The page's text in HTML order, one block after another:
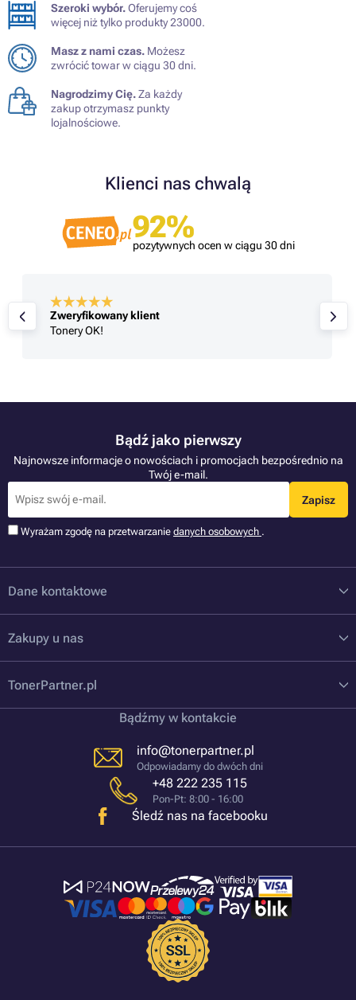
Szeroki wybór.Oferujemy coś
więcej niż tylko produkty 23000.
Masz z nami czas. Możesz
zwrócić towar w ciągu 30 dni.
Nagrodzimy Cię.Za każdy
zakup otrzymasz punkty
lojalnościowe.
Klienci nas chwalą
92%
pozytywnych ocen w ciągu 30 dni
Zweryfikowany klient
Tonery OK!
Bądź jako pierwszy
Najnowsze informacje o nowościach i promocjach bezpośrednio na
Twój e-mail.
Zapisz
Wyrażam zgodę na przetwarzanie danych osobowych .
Dane kontaktowe
Zakupy u nas
TonerPartner.pl
Bądźmy w kontakcie
info@tonerpartner.pl
Odpowiadamy do dwóch dni
+48 222 235 115
Pon-Pt: 8:00 - 16:00
Śledź nas na facebooku